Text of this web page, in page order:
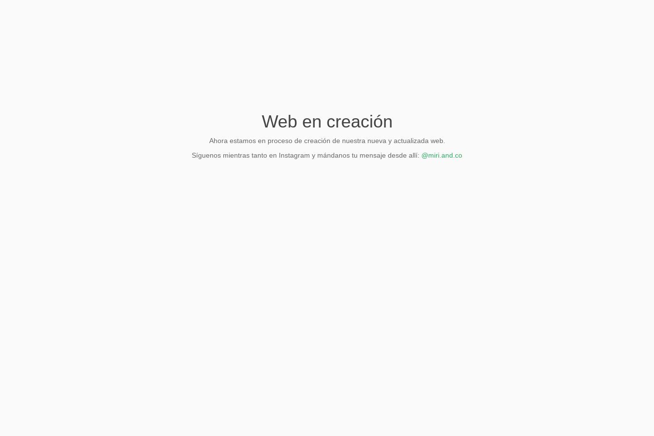
Web en creación
Ahora estamos en proceso de creación de nuestra nueva y actualizada web.
Síguenos mientras tanto en Instagram y mándanos tu mensaje desde allí: @miri.and.co